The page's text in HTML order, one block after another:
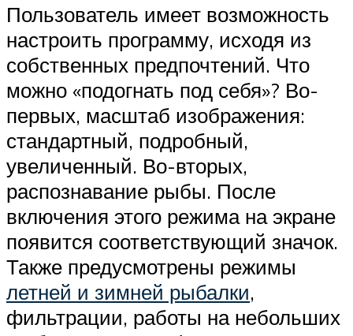
Пользователь имеет возможность
настроить программу, исходя из
собственных предпочтений. Что
можно «подогнать под себя»? Во-
первых, масштаб изображения:
стандартный, подробный,
увеличенный. Во-вторых,
распознавание рыбы. После
включения этого режима на экране
появится соответствующий значок.
Также предусмотрены режимы
летней и зимней рыбалки,
фильтрации, работы на небольших